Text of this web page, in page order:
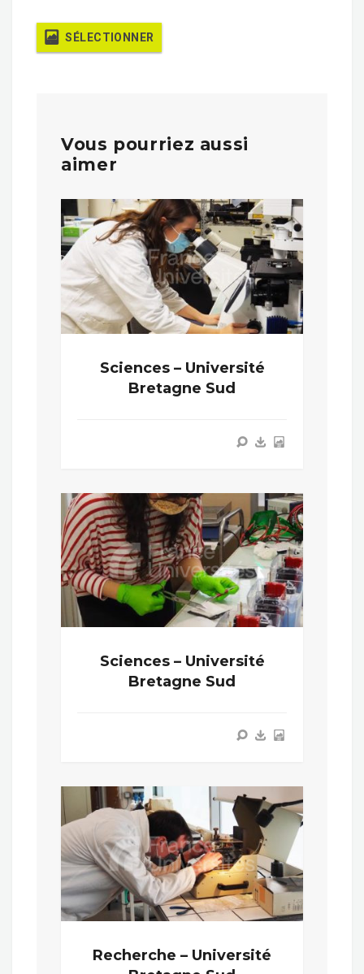
SÉLECTIONNER
Vous pourriez aussi
aimer
Sciences – Université
Bretagne Sud
Sciences – Université
Bretagne Sud
Recherche – Université